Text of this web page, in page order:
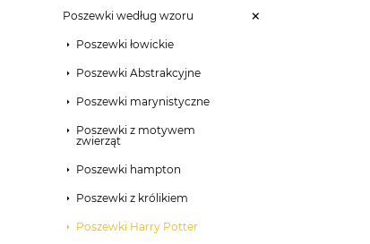
Poszewki według wzoru
Poszewki łowickie
Poszewki Abstrakcyjne
Poszewki marynistyczne
Poszewki z motywem
zwierząt
Poszewki hampton
Poszewki z królikiem
Poszewki Harry Potter